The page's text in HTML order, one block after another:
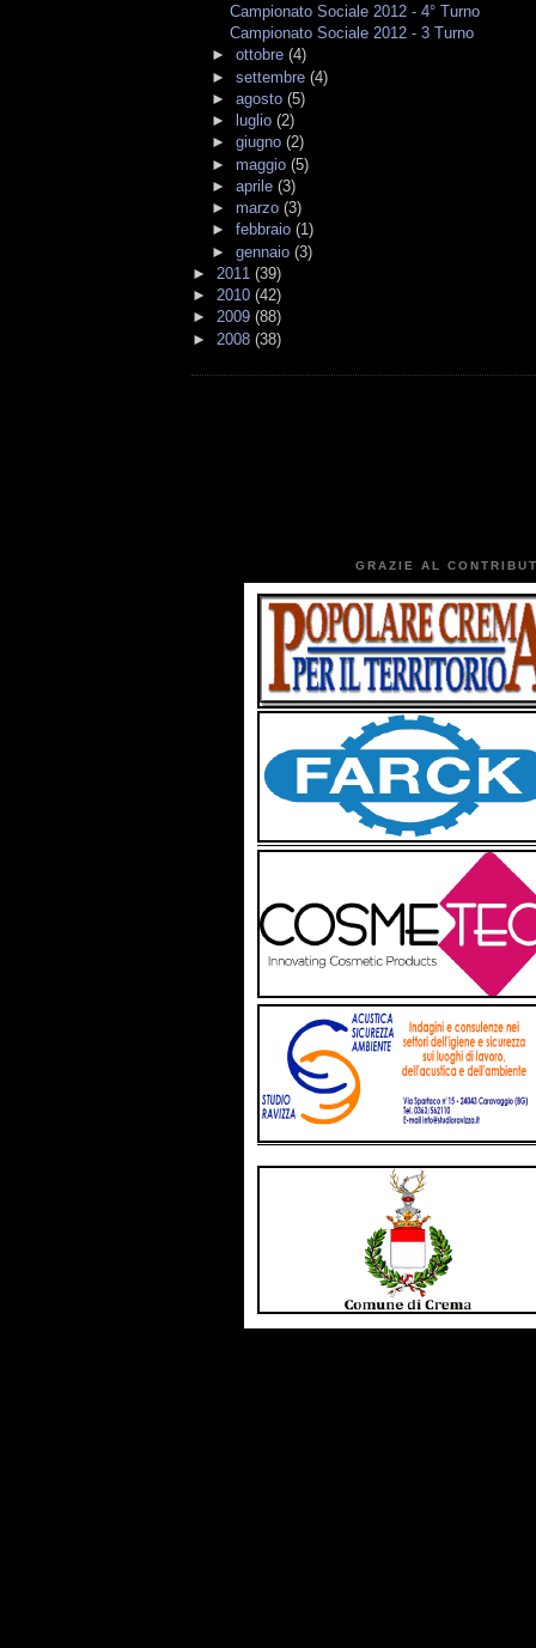
Campionato Sociale 2012 - 4° Turno
Campionato Sociale 2012 - 3 Turno
► ottobre (4)
► settembre (4)
► agosto (5)
►
luglio (2)
► giugno (2)
► maggio (5)
► aprile (3)
► marzo (3)
► febbraio (1)
► gennaio (3)
► 2011 (39)
► 2010 (42)
► 2009 (88)
► 2008 (38)
GRAZIE AL